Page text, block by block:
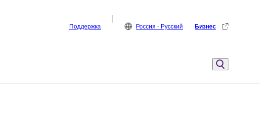
Поддержка Россия - Русский Бизнес